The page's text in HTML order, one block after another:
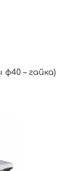
ф40 – гайка)